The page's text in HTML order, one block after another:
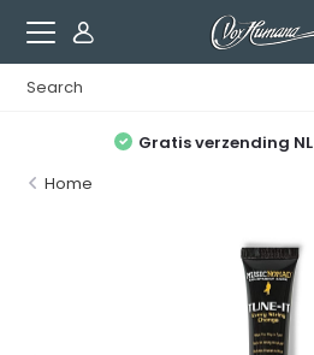
Gratis verzending NL
Home